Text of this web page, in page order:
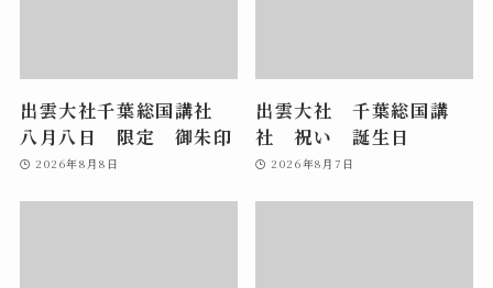
出雲大社千葉総国講社
八月八日 限定 御朱印
2026年8月8日
出雲大社 千葉総国講
社 祝い 誕生日
2026年8月7日